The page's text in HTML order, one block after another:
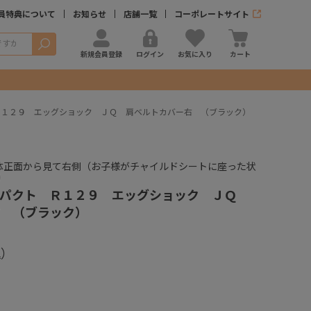
特典について お知らせ 店舗一覧 コーポレートサイト
検索
新規会員登録 ログイン お気に入り カート
２９ エッグショック ＪＱ 肩ベルトカバー右 （ブラック）
面から見て右側（お子様がチャイルドシートに座った状
クト Ｒ１２９ エッグショック ＪＱ
（ブラック）